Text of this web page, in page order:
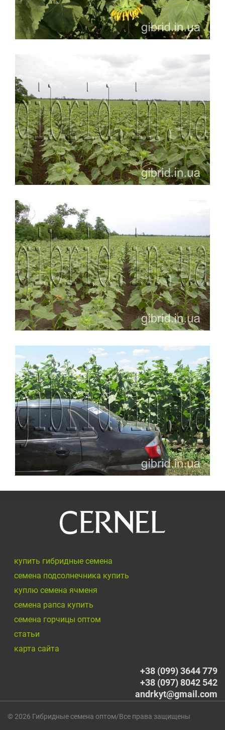
купить гибридные семена
семена подсолнечника купить
куплю семена ячменя
семена рапса купить
семена горчицы оптом
cтатьи
карта сайта
+38 (099) 3644 779
+38 (097) 8042 542
andrkyt@gmail.com
© 2026 Гибридные семена оптом/Все права защищены